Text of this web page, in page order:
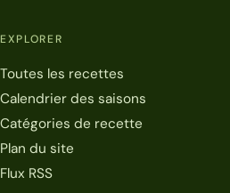
EXPLORER
Toutes les recettes
Calendrier des saisons
Catégories de recette
Plan du site
Flux RSS